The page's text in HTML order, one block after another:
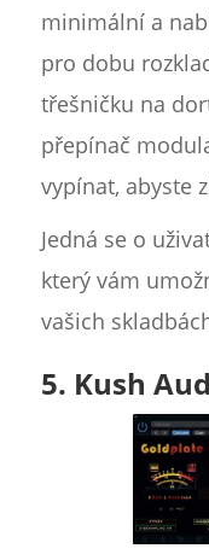
minimální a
pro dobu
třešničku na
přepínač
vypínat, abyste
Jedná se o
který vám
vašich
5. Kush